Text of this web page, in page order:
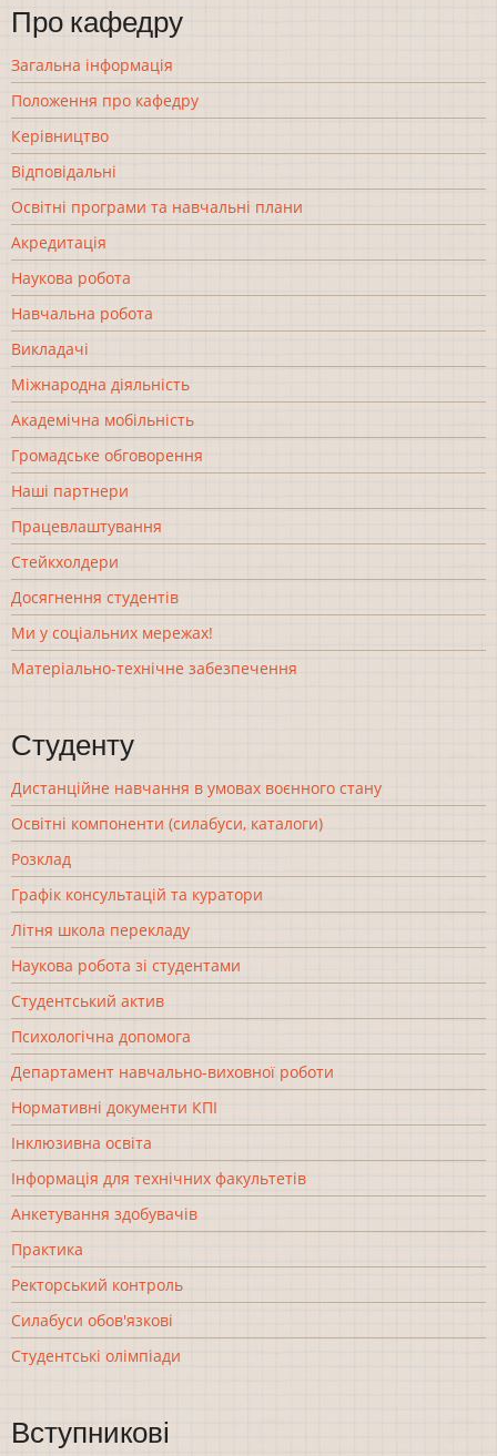
Про кафедру
Загальна інформація
Положення про кафедру
Керівництво
Відповідальні
Освітні програми та навчальні плани
Акредитація
Наукова робота
Навчальна робота
Викладачі
Міжнародна діяльність
Академічна мобільність
Громадське обговорення
Наші партнери
Працевлаштування
Стейкхолдери
Досягнення студентів
Ми у соціальних мережах!
Матеріально-технічне забезпечення
Студенту
Дистанційне навчання в умовах воєнного стану
Освітні компоненти (силабуси, каталоги)
Розклад
Графік консультацій та куратори
Літня школа перекладу
Наукова робота зі студентами
Студентський актив
Психологічна допомога
Департамент навчально-виховної роботи
Нормативні документи КПІ
Інклюзивна освіта
Інформація для технічних факультетів
Анкетування здобувачів
Практика
Ректорський контроль
Силабуси обов'язкові
Студентські олімпіади
Вступникові